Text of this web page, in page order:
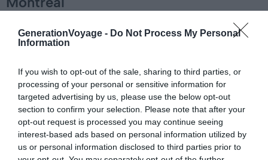
GenerationVoyage - Do Not Process My Personal
Information
If you wish to opt-out of the sale, sharing to third parties, or
processing of your personal or sensitive information for
targeted advertising by us, please use the below opt-out
section to confirm your selection. Please note that after your
opt-out request is processed you may continue seeing
interest-based ads based on personal information utilized by
us or personal information disclosed to third parties prior to